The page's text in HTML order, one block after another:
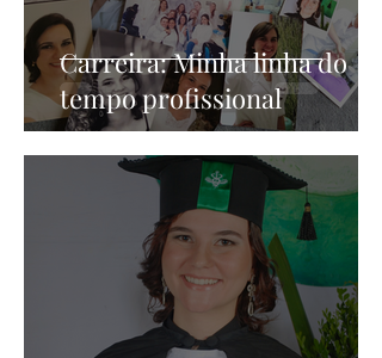
Carreira: Minha linha do
tempo profissional